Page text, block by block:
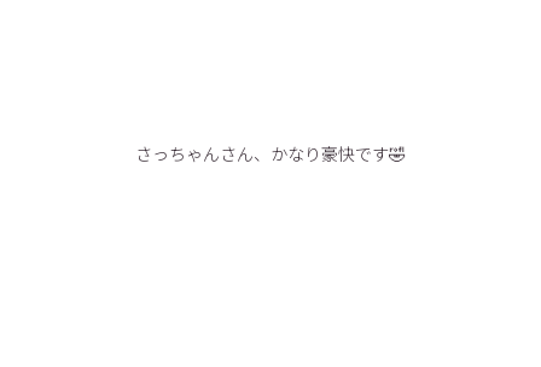
さっちゃんさん、かなり豪快です🤣